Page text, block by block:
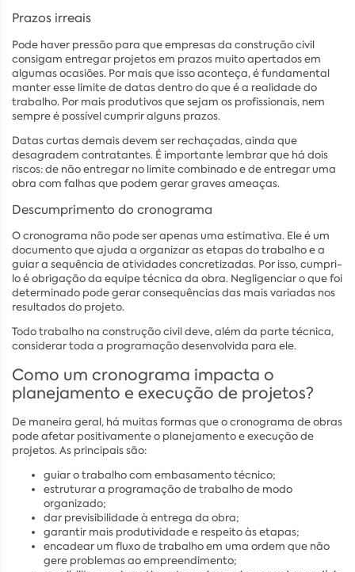
Prazos irreais
Pode haver pressão para que empresas da construção civil
consigam entregar projetos em prazos muito apertados em
algumas ocasiões. Por mais que isso aconteça, é fundamental
manter esse limite de datas dentro do que é a realidade do
trabalho. Por mais produtivos que sejam os profissionais, nem
sempre é possível cumprir alguns prazos.
Datas curtas demais devem ser rechaçadas, ainda que
desagradem contratantes. É importante lembrar que há dois
riscos: de não entregar no limite combinado e de entregar uma
obra com falhas que podem gerar graves ameaças.
Descumprimento do cronograma
O cronograma não pode ser apenas uma estimativa. Ele é um
documento que ajuda a organizar as etapas do trabalho e a
guiar a sequência de atividades concretizadas. Por isso, cumpri-
lo é obrigação da equipe técnica da obra. Negligenciar o que foi
determinado pode gerar consequências das mais variadas nos
resultados do projeto.
Todo trabalho na construção civil deve, além da parte técnica,
considerar toda a programação desenvolvida para ele.
Como um cronograma impacta o
planejamento e execução de projetos?
De maneira geral, há muitas formas que o cronograma de obras
pode afetar positivamente o planejamento e execução de
projetos. As principais são:
guiar o trabalho com embasamento técnico;
estruturar a programação de trabalho de modo
organizado;
dar previsibilidade à entrega da obra;
garantir mais produtividade e respeito às etapas;
encadear um fluxo de trabalho em uma ordem que não
gere problemas ao empreendimento;